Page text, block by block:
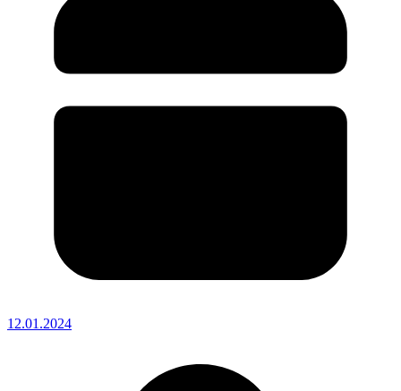
12.01.2024